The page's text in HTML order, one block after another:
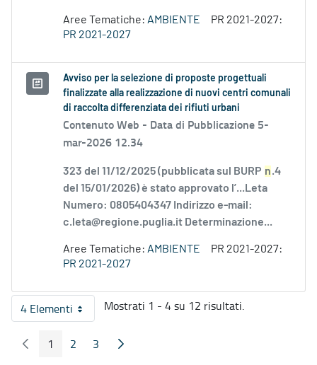
Aree Tematiche: AMBIENTE
PR 2021-2027:
PR 2021-2027
Avviso per la selezione di proposte progettuali
finalizzate alla realizzazione di nuovi centri comunali
di raccolta differenziata dei rifiuti urbani
Contenuto Web - Data di Pubblicazione 5-
mar-2026 12.34
323 del 11/12/2025 (pubblicata sul BURP n.4
del 15/01/2026) è stato approvato l’...Leta
Numero: 0805404347 Indirizzo e-mail:
c.leta@regione.puglia.it Determinazione...
Aree Tematiche: AMBIENTE
PR 2021-2027:
PR 2021-2027
4 ElementiPer pagina
Mostrati 1 - 4 su 12 risultati.
Pagina Precedente
Pagina
1 Pagina
2 Pagina
3 Pagina Seguente